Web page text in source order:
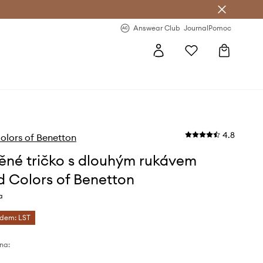
Answear Club JournalPomoc
of Benetton 4.8
tričko s dlouhým rukávem
Colors of Benetton
LST